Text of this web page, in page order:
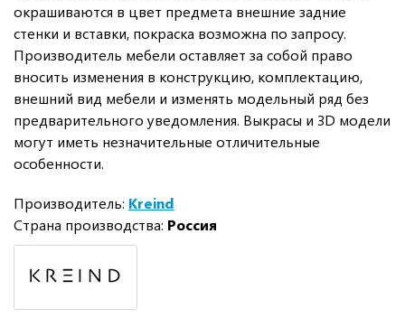
окрашиваются в цвет предмета внешние задние
стенки и вставки, покраска возможна по запросу.
Производитель мебели оставляет за собой право
вносить изменения в конструкцию, комплектацию,
внешний вид мебели и изменять модельный ряд без
предварительного уведомления. Выкрасы и 3D модели
могут иметь незначительные отличительные
особенности.
Производитель: Kreind
Страна производства: Россия